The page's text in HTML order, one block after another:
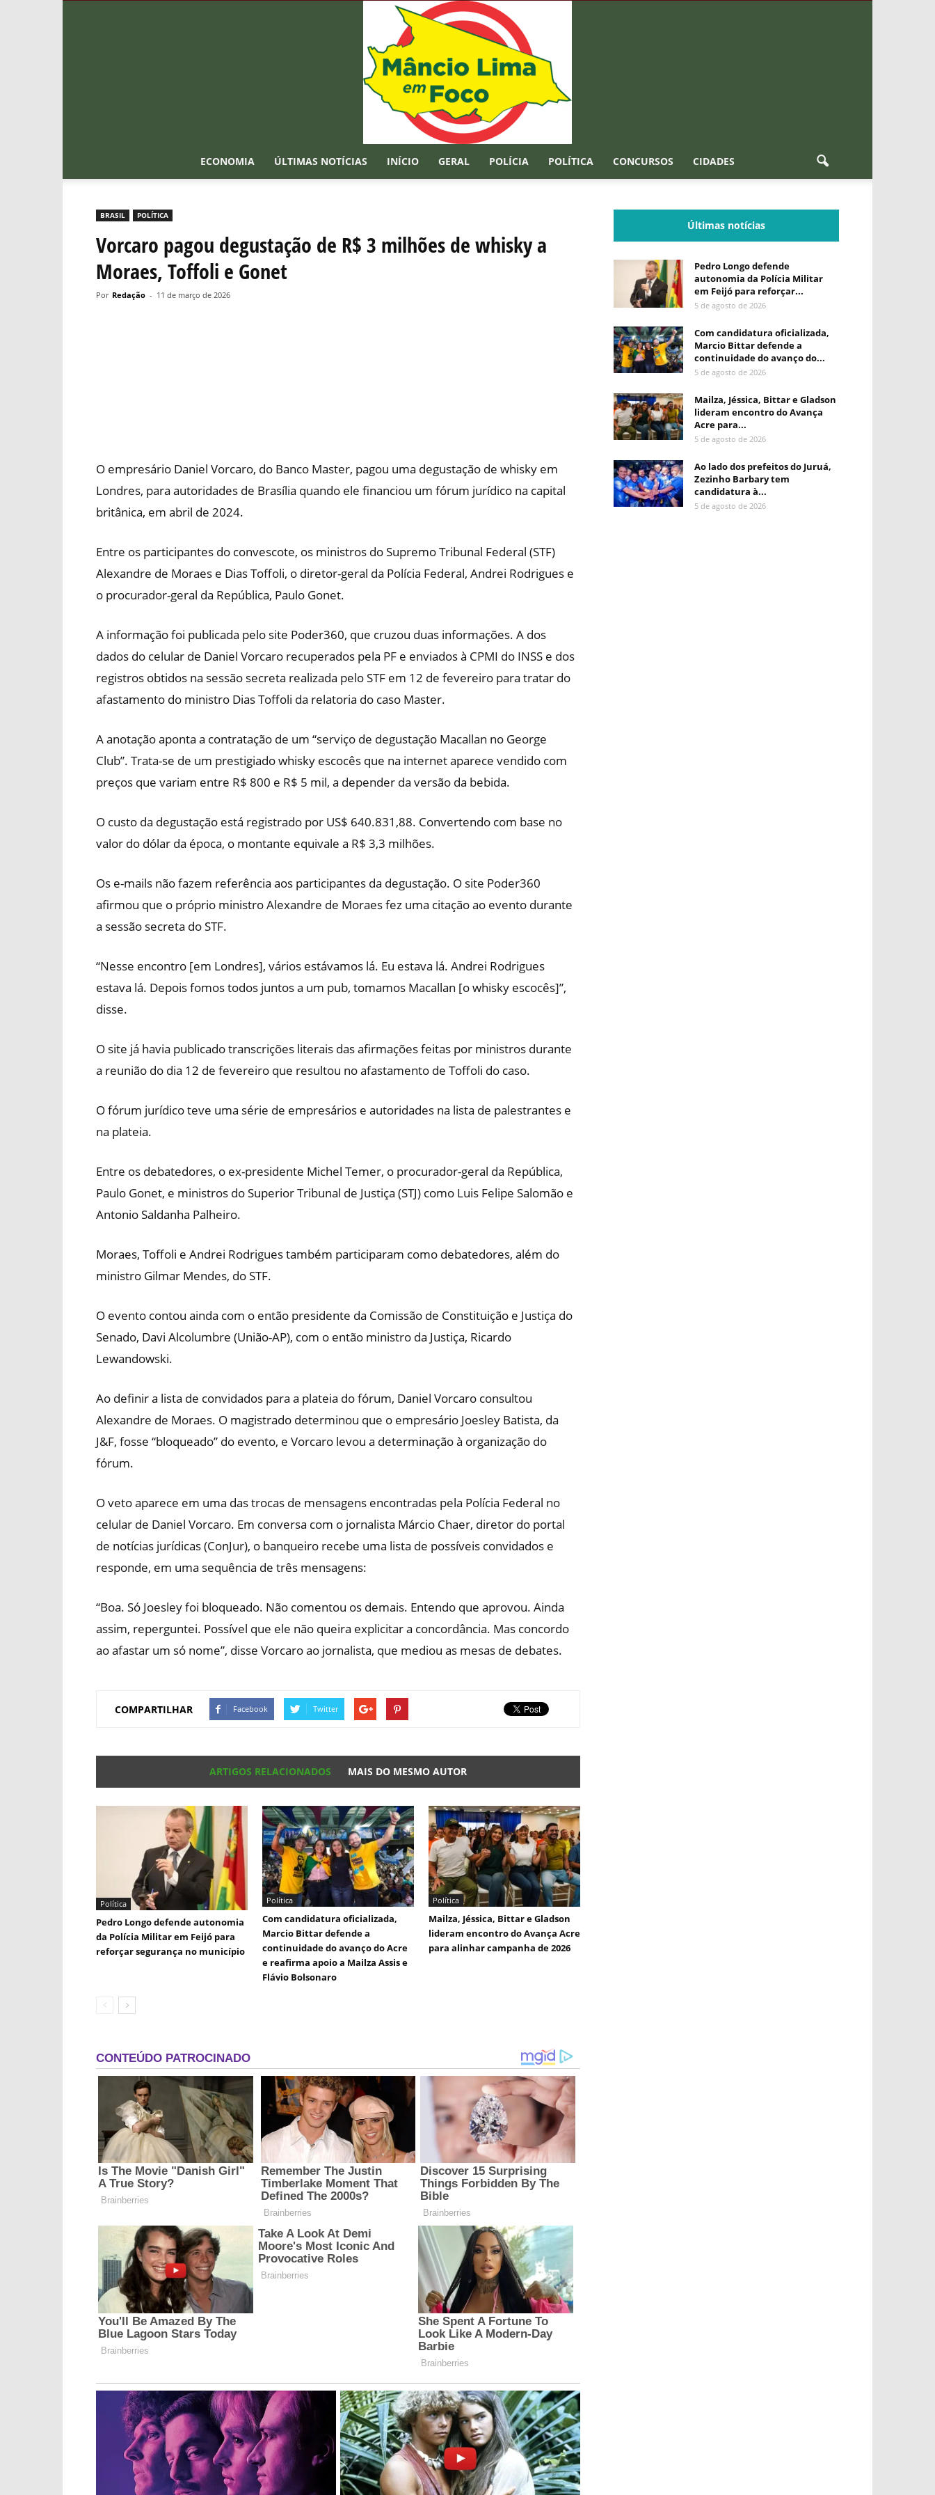
ECONOMIA ÚLTIMAS NOTÍCIAS INÍCIO GERAL POLÍCIA POLÍTICA CONCURSOS CIDADES
BRASIL POLÍTICA
Vorcaro pagou degustação de R$ 3 milhões de whisky a
Moraes, Toffoli e Gonet
Por Redação - 11 de março de 2026
O empresário Daniel Vorcaro, do Banco Master, pagou uma degustação de whisky em
Londres, para autoridades de Brasília quando ele financiou um fórum jurídico na capital
britânica, em abril de 2024.
Entre os participantes do convescote, os ministros do Supremo Tribunal Federal (STF)
Alexandre de Moraes e Dias Toffoli, o diretor-geral da Polícia Federal, Andrei Rodrigues e
o procurador-geral da República, Paulo Gonet.
A informação foi publicada pelo site Poder360, que cruzou duas informações. A dos
dados do celular de Daniel Vorcaro recuperados pela PF e enviados à CPMI do INSS e dos
registros obtidos na sessão secreta realizada pelo STF em 12 de fevereiro para tratar do
afastamento do ministro Dias Toffoli da relatoria do caso Master.
A anotação aponta a contratação de um “serviço de degustação Macallan no George
Club”. Trata-se de um prestigiado whisky escocês que na internet aparece vendido com
preços que variam entre R$ 800 e R$ 5 mil, a depender da versão da bebida.
O custo da degustação está registrado por US$ 640.831,88. Convertendo com base no
valor do dólar da época, o montante equivale a R$ 3,3 milhões.
Os e-mails não fazem referência aos participantes da degustação. O site Poder360
afirmou que o próprio ministro Alexandre de Moraes fez uma citação ao evento durante
a sessão secreta do STF.
“Nesse encontro [em Londres], vários estávamos lá. Eu estava lá. Andrei Rodrigues
estava lá. Depois fomos todos juntos a um pub, tomamos Macallan [o whisky escocês]”,
disse.
O site já havia publicado transcrições literais das afirmações feitas por ministros durante
a reunião do dia 12 de fevereiro que resultou no afastamento de Toffoli do caso.
O fórum jurídico teve uma série de empresários e autoridades na lista de palestrantes e
na plateia.
Entre os debatedores, o ex-presidente Michel Temer, o procurador-geral da República,
Paulo Gonet, e ministros do Superior Tribunal de Justiça (STJ) como Luis Felipe Salomão e
Antonio Saldanha Palheiro.
Moraes, Toffoli e Andrei Rodrigues também participaram como debatedores, além do
ministro Gilmar Mendes, do STF.
O evento contou ainda com o então presidente da Comissão de Constituição e Justiça do
Senado, Davi Alcolumbre (União-AP), com o então ministro da Justiça, Ricardo
Lewandowski.
Ao definir a lista de convidados para a plateia do fórum, Daniel Vorcaro consultou
Alexandre de Moraes. O magistrado determinou que o empresário Joesley Batista, da
J&F, fosse “bloqueado” do evento, e Vorcaro levou a determinação à organização do
fórum.
O veto aparece em uma das trocas de mensagens encontradas pela Polícia Federal no
celular de Daniel Vorcaro. Em conversa com o jornalista Márcio Chaer, diretor do portal
de notícias jurídicas (ConJur), o banqueiro recebe uma lista de possíveis convidados e
responde, em uma sequência de três mensagens:
“Boa. Só Joesley foi bloqueado. Não comentou os demais. Entendo que aprovou. Ainda
assim, reperguntei. Possível que ele não queira explicitar a concordância. Mas concordo
ao afastar um só nome”, disse Vorcaro ao jornalista, que mediou as mesas de debates.
COMPARTILHAR Facebook Twitter
ARTIGOS RELACIONADOS MAIS DO MESMO AUTOR
Política
Pedro Longo defende autonomia
da Polícia Militar em Feijó para
reforçar segurança no município
Política
Com candidatura oficializada,
Marcio Bittar defende a
continuidade do avanço do Acre
e reafirma apoio a Mailza Assis e
Flávio Bolsonaro
Política
Mailza, Jéssica, Bittar e Gladson
lideram encontro do Avança Acre
para alinhar campanha de 2026
Últimas notícias
Pedro Longo defende
autonomia da Polícia Militar
em Feijó para reforçar...
5 de agosto de 2026
Com candidatura oficializada,
Marcio Bittar defende a
continuidade do avanço do...
5 de agosto de 2026
Mailza, Jéssica, Bittar e Gladson
lideram encontro do Avança
Acre para...
5 de agosto de 2026
Ao lado dos prefeitos do Juruá,
Zezinho Barbary tem
candidatura à...
5 de agosto de 2026